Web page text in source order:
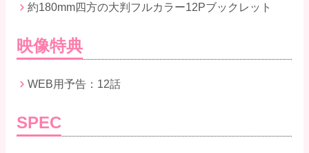
約180mm四方の大判フルカラー12Pブックレット
映像特典
WEB用予告：12話
SPEC